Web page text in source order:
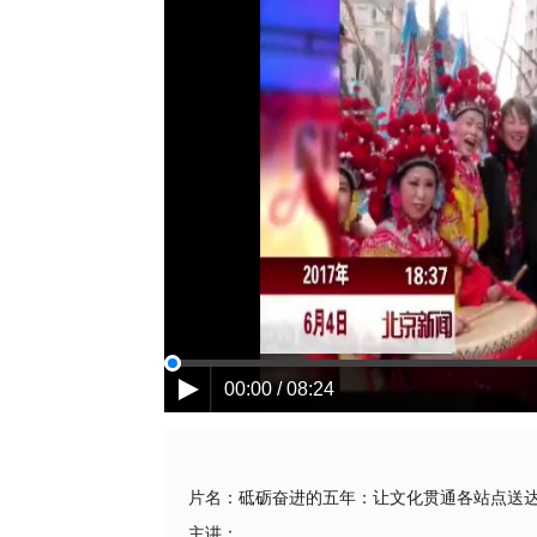
00:00 / 08:24
片名： 砥砺奋进的五年：让文化贯通各站点送
主讲：